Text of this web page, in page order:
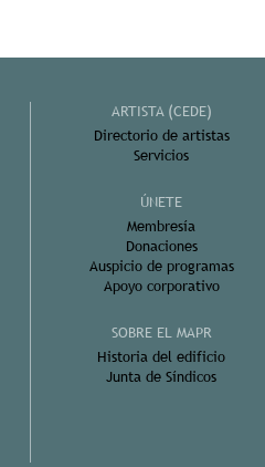
ARTISTA (CEDE)
Directorio de artistas
Servicios
ÚNETE
Membresía
Donaciones
Auspicio de programas
Apoyo corporativo
SOBRE EL MAPR
Historia del edificio
Junta de Síndicos